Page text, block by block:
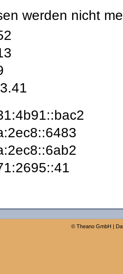
werden nicht
© Theano GmbH |